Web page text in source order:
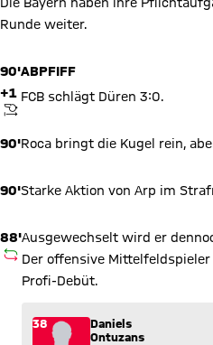
Die Bayern haben ihre
Runde weiter.
90'
+1
ANPFIFF
ABPFIFF
FCB schlägt Düren 3:0.
90'Roca bringt die Kugel rein,
90'Starke Aktion von Arp im
88'
AUSWECHSLUNG
Ausgewechselt wird er
Der offensive
Profi-Debüt.
Wechsel: Daniels Ontuzans
38
Daniels
Ontuzans